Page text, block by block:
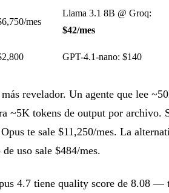
mes
Llama 3.1 8B @ Groq:
$42/mes
GPT-4.1-nano: $140
revelador. Un agente que lee
~5K tokens de output por archivo.
te sale $11,250/mes. La
de uso sale $484/mes.
4.7 tiene quality score de 8.08 —